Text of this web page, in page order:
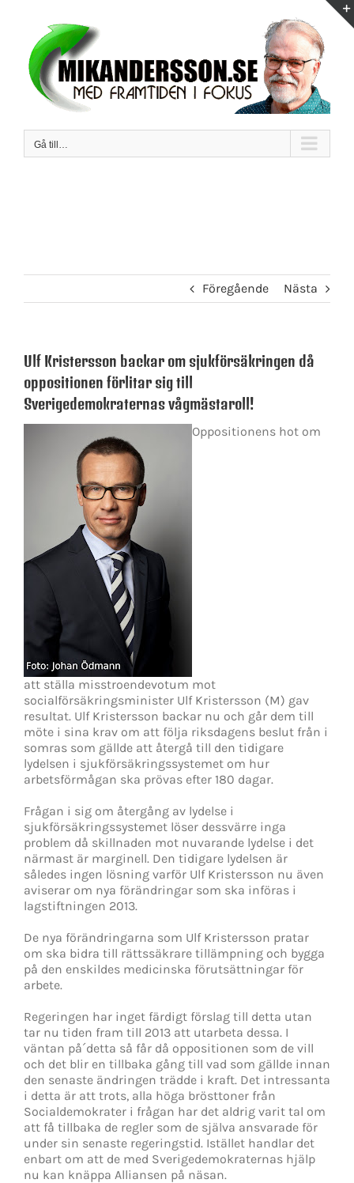
innehållet
Gå till…
Föregående Nästa
Ulf Kristersson backar om sjukförsäkringen då
oppositionen förlitar sig till
Sverigedemokraternas vågmästaroll!
Oppositionens hot om
att ställa misstroendevotum mot
socialförsäkringsminister Ulf Kristersson (M) gav
resultat. Ulf Kristersson backar nu och går dem till
möte i sina krav om att följa riksdagens beslut från i
somras som gällde att återgå till den tidigare
lydelsen i sjukförsäkringssystemet om hur
arbetsförmågan ska prövas efter 180 dagar.
Frågan i sig om återgång av lydelse i
sjukförsäkringssystemet löser dessvärre inga
problem då skillnaden mot nuvarande lydelse i det
närmast är marginell. Den tidigare lydelsen är
således ingen lösning varför Ulf Kristersson nu även
aviserar om nya förändringar som ska införas i
lagstiftningen 2013.
De nya förändringarna som Ulf Kristersson pratar
om ska bidra till rättssäkrare tillämpning och bygga
på den enskildes medicinska förutsättningar för
arbete.
Regeringen har inget färdigt förslag till detta utan
tar nu tiden fram till 2013 att utarbeta dessa. I
väntan på´detta så får då oppositionen som de vill
och det blir en tillbaka gång till vad som gällde innan
den senaste ändringen trädde i kraft. Det intressanta
i detta är att trots, alla höga brösttoner från
Socialdemokrater i frågan har det aldrig varit tal om
att få tillbaka de regler som de själva ansvarade för
under sin senaste regeringstid. Istället handlar det
enbart om att de med Sverigedemokraternas hjälp
nu kan knäppa Alliansen på näsan.